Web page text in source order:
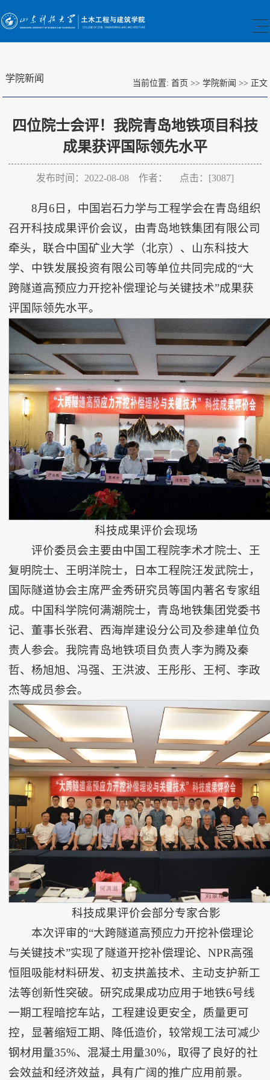
学院新闻 当前位置: 首页 >> 学院新闻 >> 正文
四位院士会评！我院青岛地铁项目科技
成果获评国际领先水平
发布时间：2022-08-08 作者： 点击：[3087]
8月6日，中国岩石力学与工程学会在青岛组织
召开科技成果评价会议，由青岛地铁集团有限公司
牵头，联合中国矿业大学（北京）、山东科技大
学、中铁发展投资有限公司等单位共同完成的“大
跨隧道高预应力开挖补偿理论与关键技术”成果获
评国际领先水平。
科技成果评价会现场
评价委员会主要由中国工程院李术才院士、王
复明院士、王明洋院士，日本工程院汪发武院士，
国际隧道协会主席严金秀研究员等国内著名专家组
成。中国科学院何满潮院士，青岛地铁集团党委书
记、董事长张君、西海岸建设分公司及参建单位负
责人参会。我院青岛地铁项目负责人李为腾及秦
哲、杨旭旭、冯强、王洪波、王彤彤、王柯、李政
杰等成员参会。
科技成果评价会部分专家合影
本次评审的“大跨隧道高预应力开挖补偿理论
与关键技术”实现了隧道开挖补偿理论、NPR高强
恒阻吸能材料研发、初支拱盖技术、主动支护新工
法等创新性突破。研究成果成功应用于地铁6号线
一期工程暗挖车站，工程建设更安全，质量更可
控，显著缩短工期、降低造价，较常规工法可减少
钢材用量35%、混凝土用量30%，取得了良好的社
会效益和经济效益，具有广阔的推广应用前景。